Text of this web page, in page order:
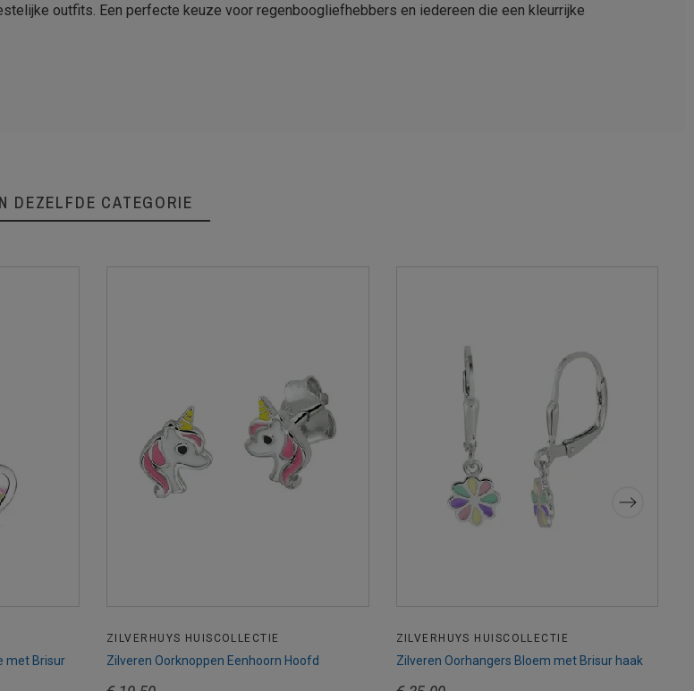
outfits. Een perfecte keuze voor regenboogliefhebbers en iedereen die een kleurrijke
DEZELFDE CATEGORIE
met Brisur
ZILVERHUYS HUISCOLLECTIE
Zilveren Oorknoppen Eenhoorn Hoofd
ZILVERHUYS HUISCOLLECTIE
Zilveren Oorhangers Bloem met Brisur haak